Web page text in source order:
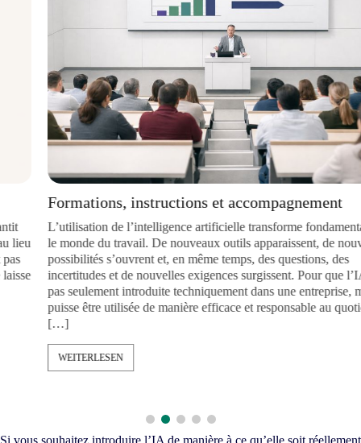
Formations, instructions et accompagnement
L’utilisation de l’intelligence artificielle transforme
le monde du travail. De nouveaux outils apparaissent, de
possibilités s’ouvrent et, en même temps, des questions, des
incertitudes et de nouvelles exigences surgissent. Pour que l’IA
pas seulement introduite techniquement dans une entreprise, mais
puisse être utilisée de manière efficace et responsable au
WEITERLESEN